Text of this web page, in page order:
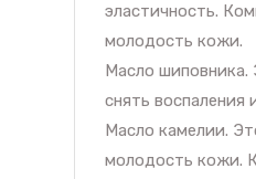
эластичность.
молодость кожи.
Масло
снять
Масло камелии.
молодость кожи.